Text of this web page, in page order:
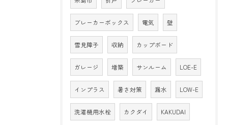
ブレーカーボックス 電気 壁
雪見障子 収納 カップボード
ガレージ 増築 サンルーム LOE-E
インプラス 暑さ対策 漏水 LOW-E
洗濯機用水栓 カクダイ KAKUDAI